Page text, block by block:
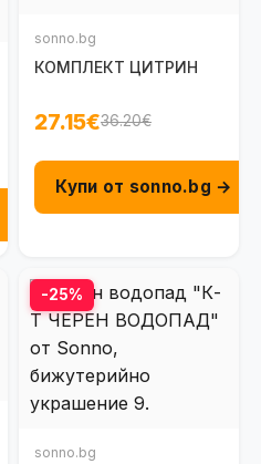
sonno.bg
КОМПЛЕКТ ЦИТРИН
27.15€36.20€
Купи от sonno.bg →
-25%
sonno.bg